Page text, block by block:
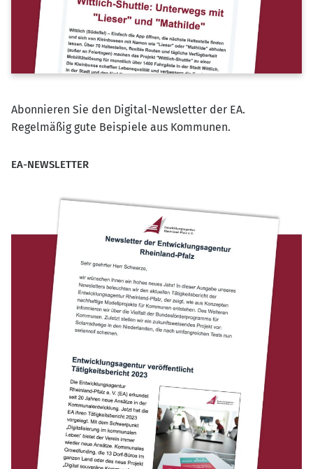
Abonnieren Sie den Digital-Newsletter der EA.
Regelmäßig gute Beispiele aus Kommunen.
EA-NEWSLETTER